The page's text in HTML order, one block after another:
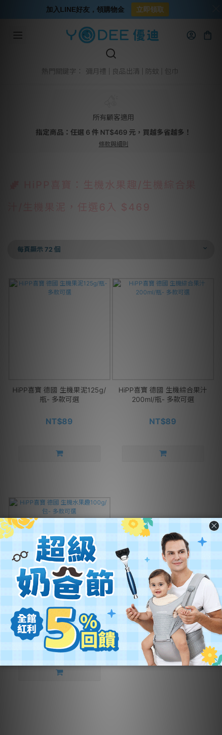
熱門關鍵字： 彌月禮 良品出清 防蚊 包巾
所有顧客適用
指定商品：任選 6 件 NT$469 元，買越多省越多！
條款與細則
HiPP喜寶：生機水果趣/生機綜合果
汁/生機果泥，任選6入 $469
每頁顯示 72 個
HiPP喜寶 德國 生機果泥125g/
瓶- 多款可選
NT$89
HiPP喜寶 德國 生機綜合果汁
200ml/瓶- 多款可選
NT$89
HiPP喜寶 德國 生機水果趣100g/
包- 多款可選
NT$89
加入LINE好友，領購物金 立即領取